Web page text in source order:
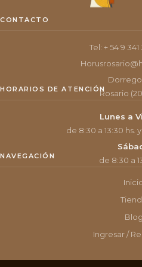
CONTACTO
Tel: + 54 9
Dorrego
Rosario
HORARIOS DE ATENCIÓN
Lunes a
de 8:30 a 13:30 hs. y
de 8:30 a
NAVEGACIÓN
Blog
Ingresar /